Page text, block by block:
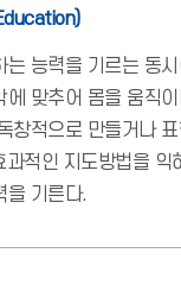
는 능력을 기르는 동
에 맞추어 몸을 움직
창적으로 만들거나
적인 지도방법을 익
을 기른다.